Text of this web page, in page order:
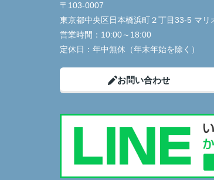
〒103-0007
東京都中央区日本橋浜町２丁目33-5 マリ
営業時間： 10:00～18:00
定休日： 年中無休（年末年始を除く）
お問い合わせ